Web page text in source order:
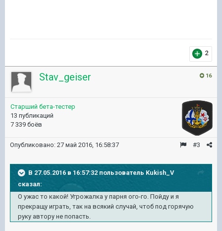
2
16
Stav_geiser
Старший бета-тестер
13 публикаций
7 339 боёв
#3
Опубликовано: 27 май 2016, 16:58:37
В 27.05.2016 в 16:57:32 пользователь Kukish_V
сказал:
О ужас то какой! Угрожалка у парня ого-го. Пойду и я
прекращу играть, так на всякий случай, чтоб под горячую
руку автору не попасть.